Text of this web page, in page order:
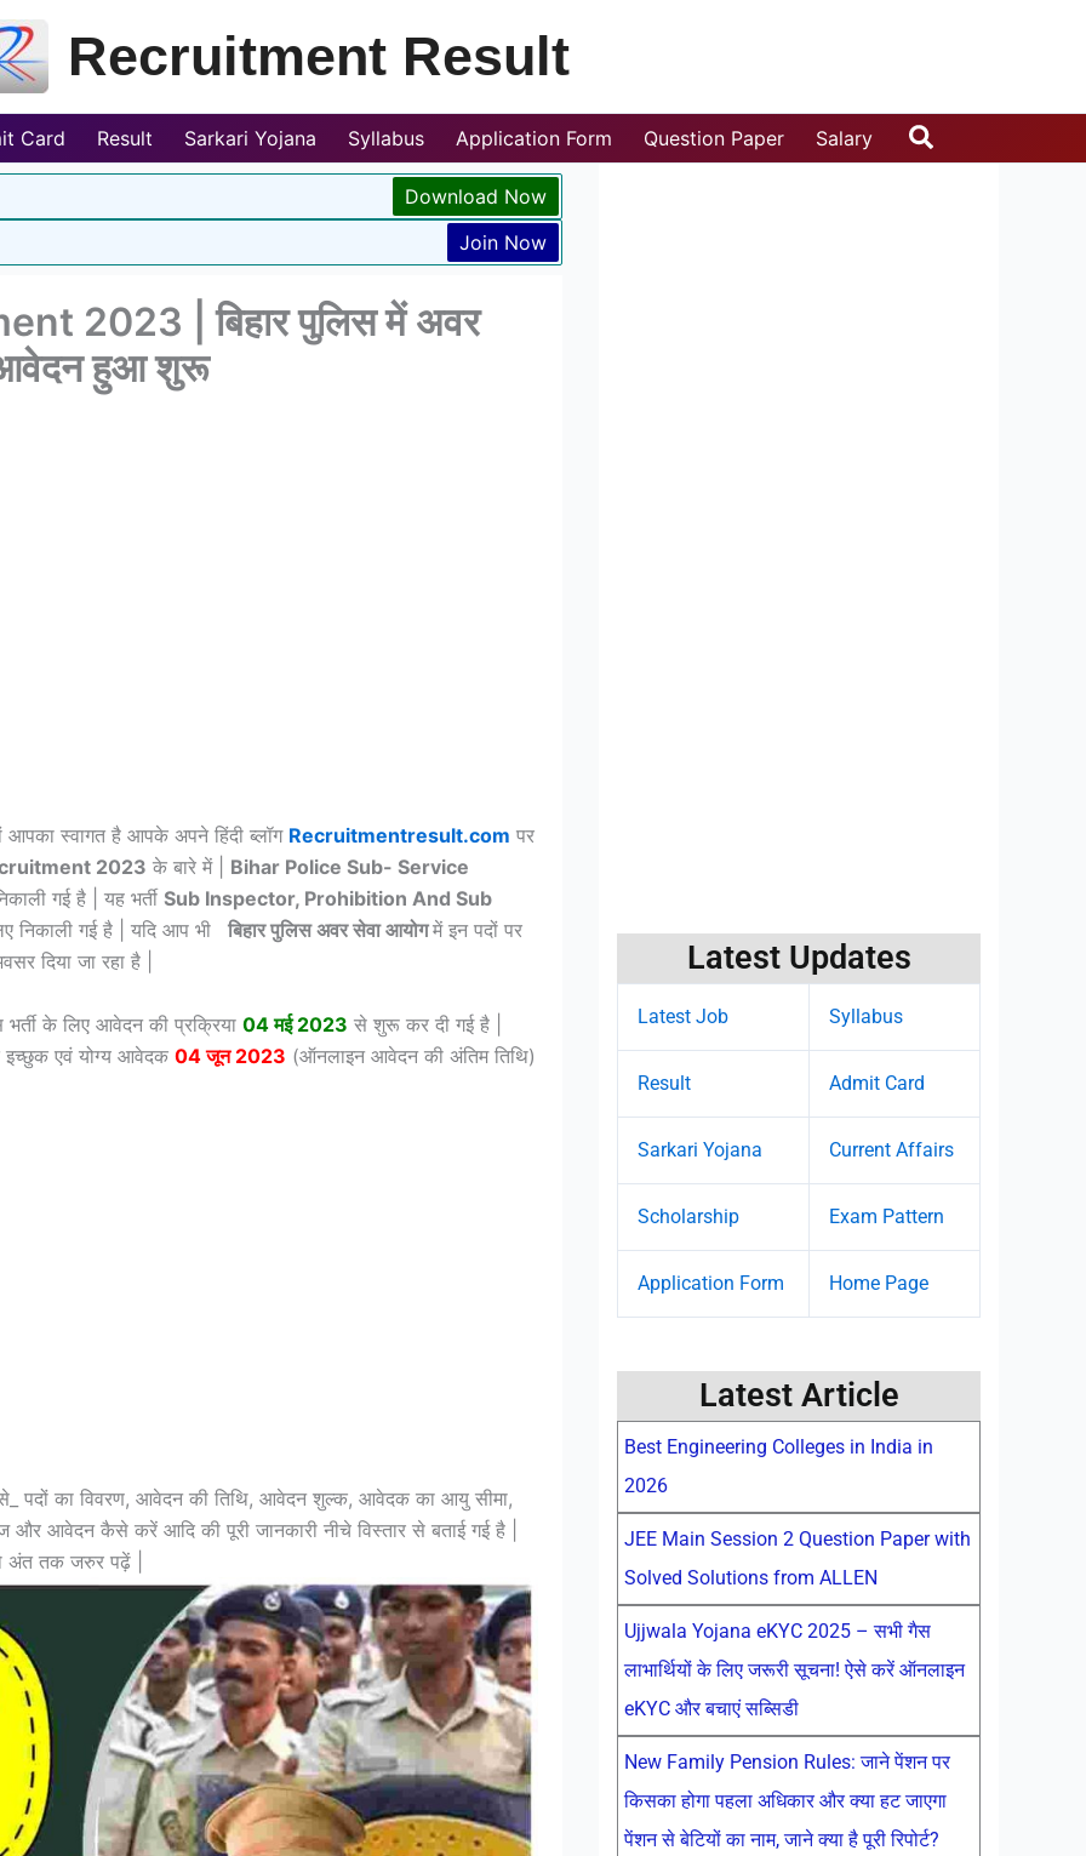
Recruitment Result
Card Result Sarkari Yojana Syllabus Application Form Question Paper Salary Search
Download Now
Join Now
2023 | बिहार पुलिस में अवर
आवेदन हुआ शुरू
आपका स्वागत है आपके अपने हिंदी ब्लॉग Recruitmentresult.com पर
2023 के बारे में | Bihar Police Sub- Service
गई है | यह भर्ती Sub Inspector, Prohibition And Sub
निकाली गई है | यदि आप भी बिहार पुलिस अवर सेवा आयोगमें इन पदों पर
दिया जा रहा है |
के लिए आवेदन की प्रक्रिया 04 मई 2023 से शुरू कर दी गई है |
एवं योग्य आवेदक 04 जून 2023 (ऑनलाइन आवेदन की अंतिम तिथि)
पदों का विवरण, आवेदन की तिथि, आवेदन शुल्क, आवेदक का आयु सीमा,
आवेदन कैसे करें आदि की पूरी जानकारी नीचे विस्तार से बताई गई है |
अंत तक जरुर पढ़ें |
Latest Updates
Latest Job Syllabus
Result Admit Card
Sarkari Yojana Current Affairs
Scholarship Exam Pattern
Application Form Home Page
Latest Article
Best Engineering Colleges in India in
2026
JEE Main Session 2 Question Paper with
Solved Solutions from ALLEN
Ujjwala Yojana eKYC 2025 – सभी गैस
लाभार्थियों के लिए जरूरी सूचना! ऐसे करें ऑनलाइन
eKYC और बचाएं सब्सिडी
New Family Pension Rules: जाने पेंशन पर
किसका होगा पहला अधिकार और क्या हट जाएगा
पेंशन से बेटियों का नाम, जाने क्या है पूरी रिपोर्ट?